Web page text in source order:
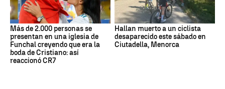
Más de 2.000 personas se
presentan en una iglesia de
Funchal creyendo que era la
boda de Cristiano: así
reaccionó CR7
Hallan muerto a un ciclista
desaparecido este sábado en
Ciutadella, Menorca